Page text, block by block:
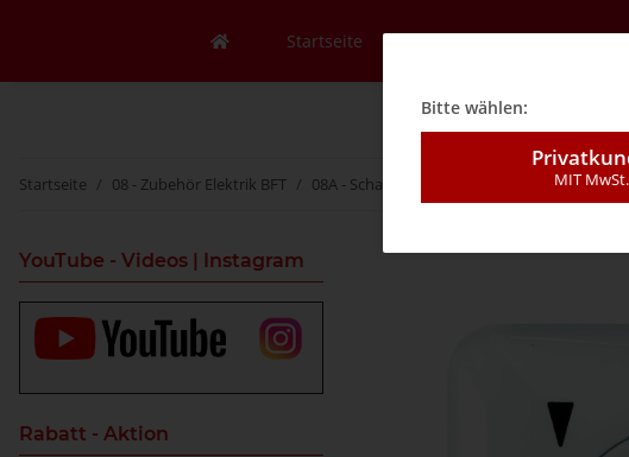
Startseite Mein Konto Kontakt
Startseite 08 - Zubehör Elektrik BFT 08A - Schalter Jalousieschalter unter
YouTube - Videos | Instagram
Rabatt - Aktion
Bitte wählen:
MIT MwSt.